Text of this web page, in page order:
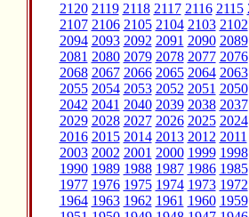
2120 2119 2118 2117 2116 2115
2107 2106 2105 2104 2103 2102
2094 2093 2092 2091 2090 2089
2081 2080 2079 2078 2077 2076
2068 2067 2066 2065 2064 2063
2055 2054 2053 2052 2051 2050
2042 2041 2040 2039 2038 2037
2029 2028 2027 2026 2025 2024
2016 2015 2014 2013 2012 2011
2003 2002 2001 2000 1999 1998
1990 1989 1988 1987 1986 1985
1977 1976 1975 1974 1973 1972
1964 1963 1962 1961 1960 1959